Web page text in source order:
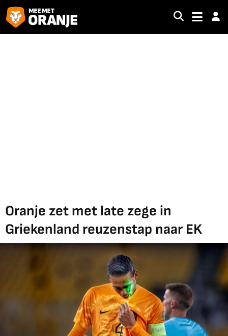
Oranje zet met late zege in
Griekenland reuzenstap naar EK